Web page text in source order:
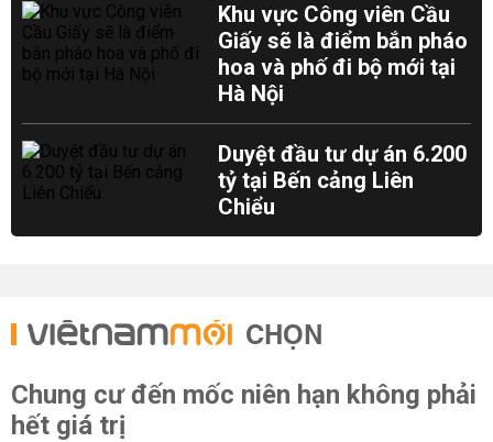
Khu vực Công viên Cầu
Giấy sẽ là điểm bắn pháo
hoa và phố đi bộ mới tại
Hà Nội
Duyệt đầu tư dự án 6.200
tỷ tại Bến cảng Liên
Chiểu
CHỌN
Chung cư đến mốc niên hạn không phải
hết giá trị